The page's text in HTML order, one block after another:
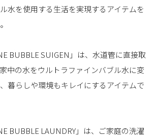
水を使用する生活を実現するアイテムを
BUBBLE SUIGEN」は、水道管に直接取
中の水をウルトラファインバブル水に変
暮らしや環境もキレイにするアイテムで
BUBBLE LAUNDRY」は、ご家庭の洗濯